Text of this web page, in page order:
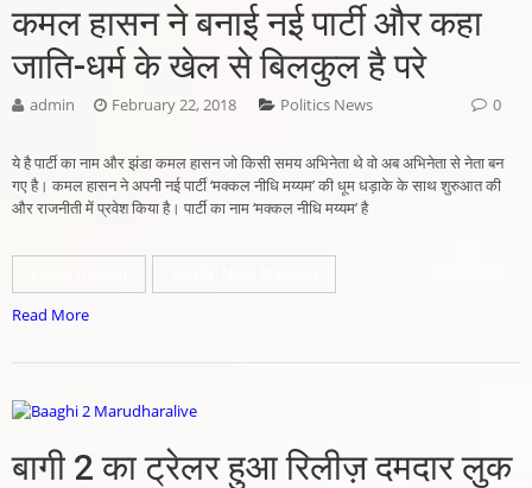
कमल हासन ने बनाई नई पार्टी और कहा
जाति-धर्म के खेल से बिलकुल है परे
admin February 22, 2018 Politics News 0
ये है पार्टी का नाम और झंडा कमल हासन जो किसी समय अभिनेता थे वो अब अभिनेता से नेता बन
गए है। कमल हासन ने अपनी नई पार्टी ‘मक्कल नीधि मय्यम’ की धूम धड़ाके के साथ शुरुआत की
और राजनीती में प्रवेश किया है। पार्टी का नाम ‘मक्कल नीधि मय्यम’ है
Read More
बागी 2 का ट्रेलर हुआ रिलीज़ दमदार लुक